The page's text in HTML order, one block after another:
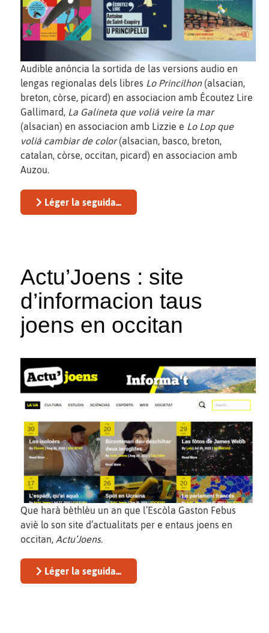
Audible anóncia la sortida de las versions audio en
lengas regionalas dels libres Lo Princilhon(alsacian,
breton, còrse, picard) en associacion amb Écoutez Lire
Gallimard, La Galineta que voliá veire la mar
(alsacian) en associacion amb Lizzie e Lo Lop que
voliá cambiar de color(alsacian, basco, breton,
catalan, còrse, occitan, picard) en associacion amb
Auzou.
Léger la seguida...
Actu’Joens : site
d’informacion taus
joens en occitan
Que harà bèthlèu un an que l’Escòla Gaston Febus
aviè lo son site d’actualitats per e entaus joens en
occitan, Actu’Joens.
Léger la seguida...